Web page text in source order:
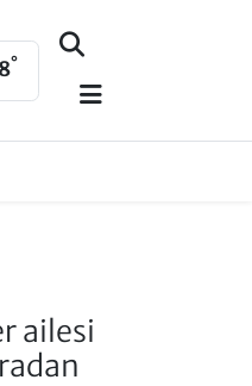
°
ailesi